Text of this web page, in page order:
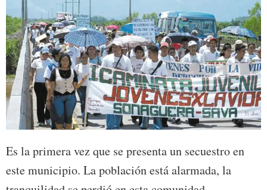
Es la primera vez que se presenta un secuestro en
este municipio. La población está alarmada, la